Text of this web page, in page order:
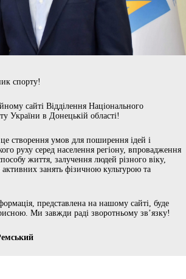
спорту!
сайті Відділення Національного
України в Донецькій області!
створення умов для поширення ідей і
руху серед населення регіону, впровадження
життя, залучення людей різного віку,
активних занять фізичною культурою та
представлена на нашому сайті, буде
Ми завжди раді зворотньому зв’язку!